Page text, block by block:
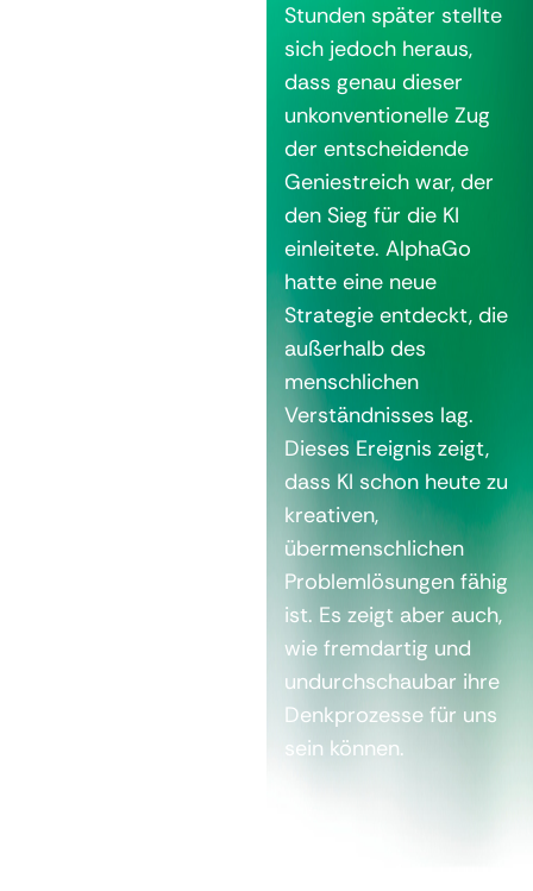
Stunden später stellte
sich jedoch heraus,
dass genau dieser
unkonventionelle Zug
der entscheidende
Geniestreich war, der
den Sieg für die KI
einleitete. AlphaGo
hatte eine neue
Strategie entdeckt, die
außerhalb des
menschlichen
Verständnisses lag.
Dieses Ereignis zeigt,
dass KI schon heute zu
kreativen,
übermenschlichen
Problemlösungen fähig
ist. Es zeigt aber auch,
wie fremdartig und
undurchschaubar ihre
Denkprozesse für uns
sein können.